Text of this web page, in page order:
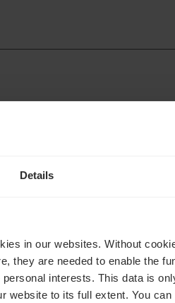
Details
in our websites. Without
they are needed to enable the
interests. This data is
website to its full extent. You